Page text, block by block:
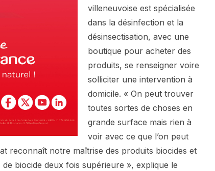
villeneuvoise est spécialisée
dans la désinfection et la
désinsectisation, avec une
boutique pour acheter des
produits, se renseigner voire
solliciter une intervention à
domicile. « On peut trouver
toutes sortes de choses en
grande surface mais rien à
voir avec ce que l’on peut
reconnaît notre maîtrise des produits biocides et
biocide deux fois supérieure », explique le